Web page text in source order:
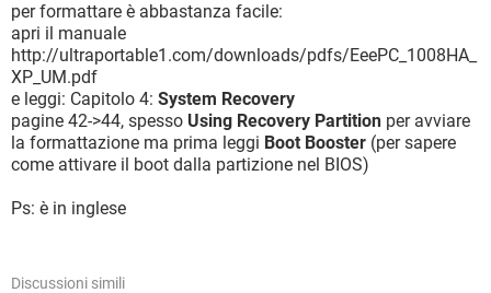
per formattare è abbastanza facile:
apri il manuale
http://ultraportable1.com/downloads/pdfs/EeePC_1008HA_
XP_UM.pdf
e leggi: Capitolo 4: System Recovery
pagine 42->44, spesso Using Recovery Partition per avviare
la formattazione ma prima leggi Boot Booster (per sapere
come attivare il boot dalla partizione nel BIOS)
Ps: è in inglese
Discussioni simili